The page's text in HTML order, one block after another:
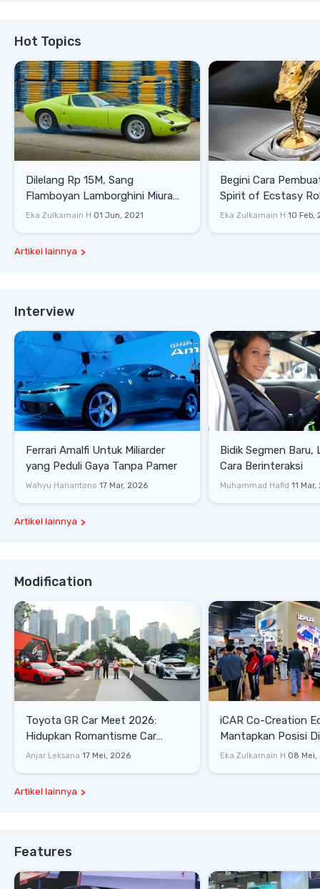
Hot Topics
Dilelang Rp 15M, Sang
Flamboyan Lamborghini Miura
P400 S
Eka Zulkarnain H 01 Jun, 2021
Begini Cara
Spirit of Ecstasy
Eka Zulkarnain H 10 Feb,
Artikel lainnya
Interview
Ferrari Amalfi Untuk Miliarder
yang Peduli Gaya Tanpa Pamer
Wahyu Hariantono 17 Mar, 2026
Bidik Segmen Baru,
Cara Berinteraksi
Muhammad Hafid 11
Artikel lainnya
Modification
Toyota GR Car Meet 2026:
Hidupkan Romantisme Car
Culture Era 90-an
Anjar Leksana 17 Mei, 2026
iCAR Co-Creation
Mantapkan Posisi
Gaya Hidup
Eka Zulkarnain H 08 Mei,
Artikel lainnya
Features